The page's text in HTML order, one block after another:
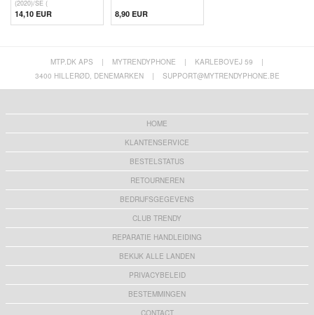
(2020)/SE (
14,10 EUR 8,90 EUR
MTP.DK APS | MYTRENDYPHONE | KARLEBOVEJ 59
|
3400 HILLERØD, DENEMARKEN
| SUPPORT@MYTRENDYPHONE.BE
HOME
KLANTENSERVICE
BESTELSTATUS
RETOURNEREN
BEDRIJFSGEGEVENS
CLUB TRENDY
REPARATIE HANDLEIDING
BEKIJK ALLE LANDEN
PRIVACYBELEID
BESTEMMINGEN